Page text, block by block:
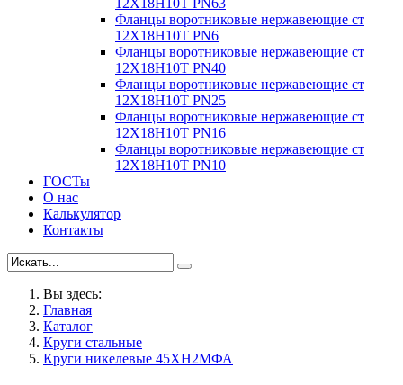
12Х18Н10Т PN63
Фланцы воротниковые нержавеющие ст
12Х18Н10Т PN6
Фланцы воротниковые нержавеющие ст
12Х18Н10Т PN40
Фланцы воротниковые нержавеющие ст
12Х18Н10Т PN25
Фланцы воротниковые нержавеющие ст
12Х18Н10Т PN16
Фланцы воротниковые нержавеющие ст
12Х18Н10Т PN10
ГОСТы
О нас
Калькулятор
Контакты
Вы здесь:
Главная
Каталог
Круги стальные
Круги никелевые 45ХН2МФА